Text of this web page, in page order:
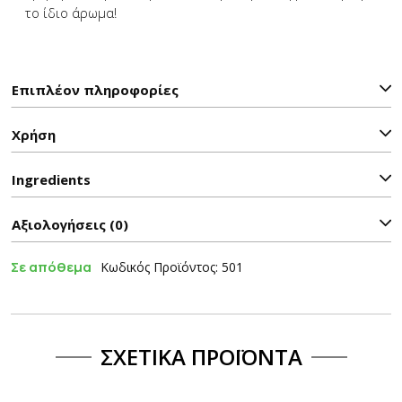
το ίδιο άρωμα!
Επιπλέον πληροφορίες
Χρήση
Ιngredients
Αξιολογήσεις (0)
Σε απόθεμα Κωδικός Προϊόντος: 501
ΣΧΕΤΙΚΆ ΠΡΟΪΌΝΤΑ